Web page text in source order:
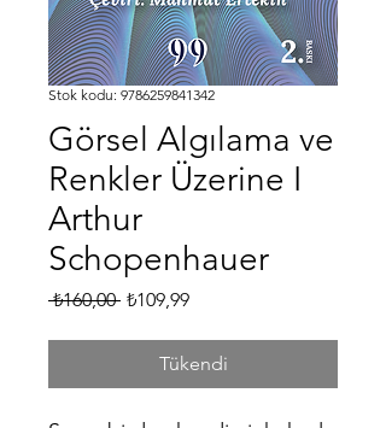
Stok kodu: 9786259841342
Görsel Algılama ve
Renkler Üzerine I
Arthur
Schopenhauer
₺160,00 Normal
₺109,99İndirimli
Tükendi